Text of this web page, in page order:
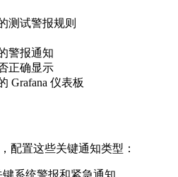
测试警报规则
警报通知
正确显示
Grafana 仪表板
配置这些关键通知类型：
键系统警报和紧急通知